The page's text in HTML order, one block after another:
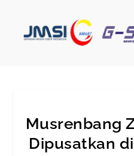
Musrenbang
Dipusatkan